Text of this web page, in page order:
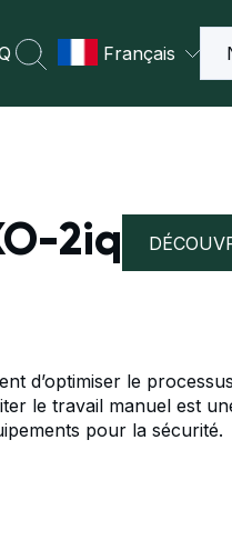
Français
2iq
d’optimiser le
le travail manuel est
pour la sécurité.